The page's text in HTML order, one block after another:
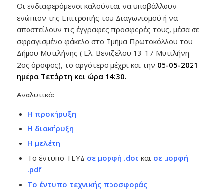
Οι ενδιαφερόμενοι καλούνται να υποβάλλουν
ενώπιον της Επιτροπής του Διαγωνισμού ή να
αποστείλουν τις έγγραφες προσφορές τους, μέσα σε
σφραγισμένο φάκελο στο Τμήμα Πρωτοκόλλου του
Δήμου Μυτιλήνης ( Ελ. Βενιζέλου 13-17 Μυτιλήνη
2ος όροφος), το αργότερο μέχρι και την 05-05-2021
ημέρα Τετάρτη και ώρα 14:30.
Αναλυτικά:
Η προκήρυξη
Η διακήρυξη
Η μελέτη
Το έντυπο ΤΕΥΔ σε μορφή .doc και σε μορφή
.pdf
Το έντυπο τεχνικής προσφοράς